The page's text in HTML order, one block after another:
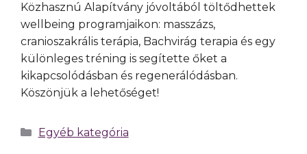
Közhasznú Alapítvány jóvoltából töltődhettek
wellbeing programjaikon: masszázs,
cranioszakrális terápia, Bachvirág terapia és egy
különleges tréning is segítette őket a
kikapcsolódásban és regenerálódásban.
Köszönjük a lehetőséget!
Egyéb kategória